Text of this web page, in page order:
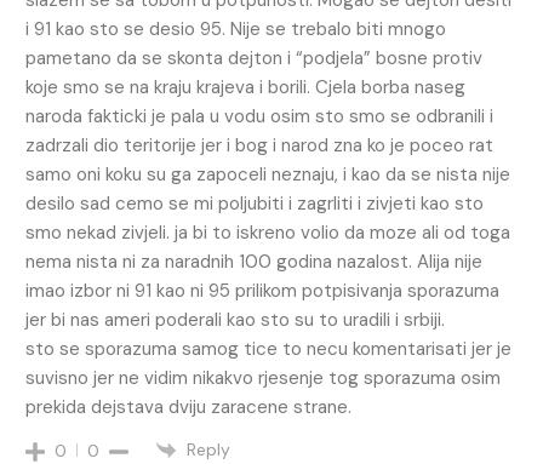
i 91 kao sto se desio 95. Nije se trebalo biti mnogo
pametano da se skonta dejton i “podjela” bosne protiv
koje smo se na kraju krajeva i borili. Cjela borba naseg
naroda fakticki je pala u vodu osim sto smo se odbranili i
zadrzali dio teritorije jer i bog i narod zna ko je poceo rat
samo oni koku su ga zapoceli neznaju, i kao da se nista nije
desilo sad cemo se mi poljubiti i zagrliti i zivjeti kao sto
smo nekad zivjeli. ja bi to iskreno volio da moze ali od toga
nema nista ni za naradnih 100 godina nazalost. Alija nije
imao izbor ni 91 kao ni 95 prilikom potpisivanja sporazuma
jer bi nas ameri poderali kao sto su to uradili i srbiji.
sto se sporazuma samog tice to necu komentarisati jer je
suvisno jer ne vidim nikakvo rjesenje tog sporazuma osim
prekida dejstava dviju zaracene strane.
0 0 Reply